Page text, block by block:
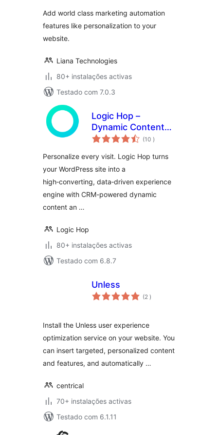
Add world class marketing automation
features like personalization to your
website.
Liana Technologies
80+ instalações activas
Testado com 7.0.3
Logic Hop –
Dynamic Content
Personalization for
(10 classificações
)
Personalize every visit. Logic Hop turns
your WordPress site into a
high‑converting, data‑driven experience
engine with CRM-powered dynamic
content an …
Logic Hop
80+ instalações activas
Testado com 6.8.7
Unless
(2 classificações
)
Install the Unless user experience
optimization service on your website. You
can insert targeted, personalized content
and features, and automatically …
centrical
70+ instalações activas
Testado com 6.1.11